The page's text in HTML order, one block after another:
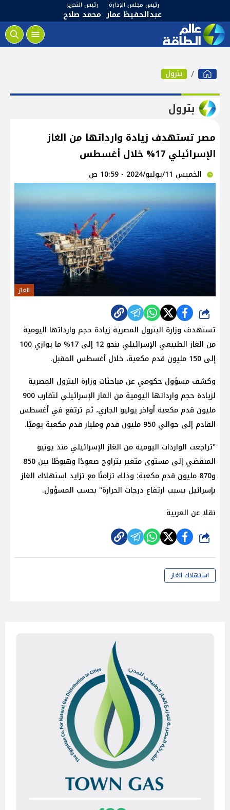
رئيس مجلس الإدارة
عبدالحفيظ عمار
رئيس التحرير
محمد صلاح
بترول
بترول
مصر تستهدف زيادة وارداتها من الغاز
الإسرائيلي 17% خلال أغسطس
الخميس 11/يوليو/2024 - 10:59 ص
الغاز
شارك
تستهدف وزارة البترول المصرية زيادة حجم وارداتها اليومية
من الغاز الطبيعي الإسرائيلي بنحو 12 إلى 17% ما يوازي 100
إلى 150 مليون قدم مكعبة، خلال أغسطس المقبل.
وكشف مسؤول حكومي عن مباحثات وزارة البترول المصرية
لزيادة حجم وارداتها اليومية من الغاز الإسرائيلي لتقارب 900
مليون قدم مكعبة أواخر يوليو الجاري، ثم ترتفع في أغسطس
القادم إلى حوالي 950 مليون قدم ومليار قدم مكعبة يوميًا.
"تراجعت الواردات اليومية من الغاز الإسرائيلي منذ يونيو
المنقضي إلى مستوى متغير يتراوح صعودًا وهبوطًا بين 850
و870 مليون قدم مكعبة؛ وذلك تزامنًا مع تزايد استهلاك الغاز
بإسرائيل بسبب ارتفاع درجات الحرارة" بحسب المسؤول.
نقلا عن العربية
شارك
استهلاك الغاز